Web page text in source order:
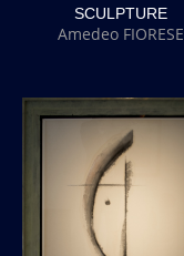
SCULPTURE
Amedeo FIORESE